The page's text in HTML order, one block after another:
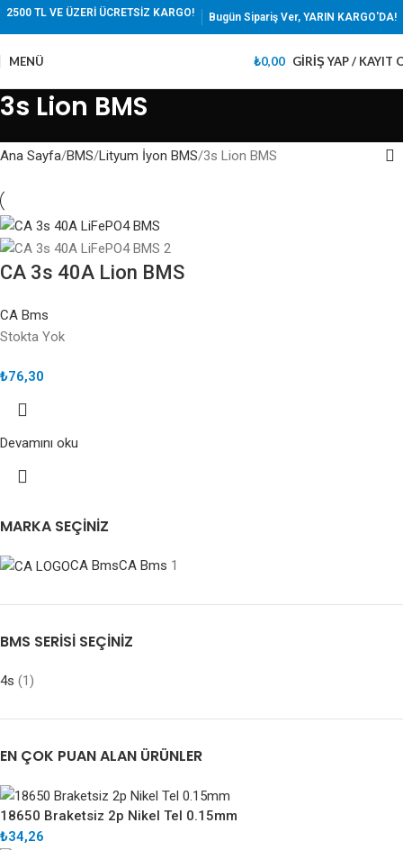
2500 TL VE ÜZERİ ÜCRETSİZ KARGO! Bugün Sipariş Ver, YARIN KARGO'DA!
MENÜ ₺0,00 GIRIŞ YAP / KAYIT
3s Lion BMS
MARKA SEÇINIZ
CA BmsCA Bms 1
BMS SERISI SEÇINIZ
4s (1)
EN ÇOK PUAN ALAN ÜRÜNLER
18650 Braketsiz 2p Nikel Tel 0.15mm
₺34,26
Ana Sayfa BMS Lityum İyon BMS 3s Lion BMS
CA 3s 40A Lion BMS
CA Bms
Stokta Yok
₺76,30
Devamını oku